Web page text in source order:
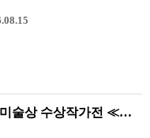
제29회 허백련미술상 수상작가전 ≪장진원-Glory≫